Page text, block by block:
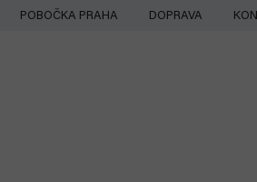
Přejít
POBOČKA PRAHA DOPRAVA